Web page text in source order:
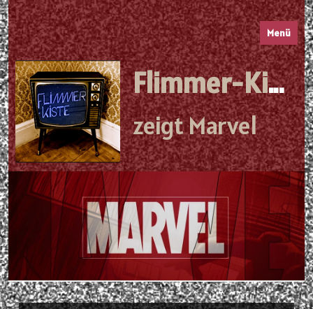
Menü
Flimmer-Kiste
zeigt Marvel